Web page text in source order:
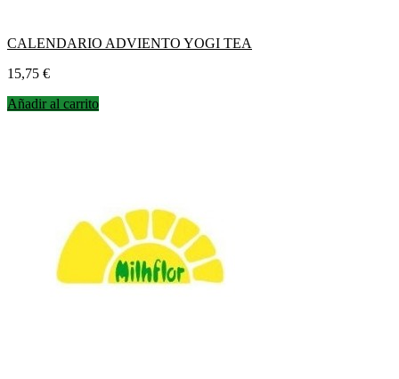
CALENDARIO ADVIENTO YOGI TEA
Precio
15,75 €
Añadir al carrito